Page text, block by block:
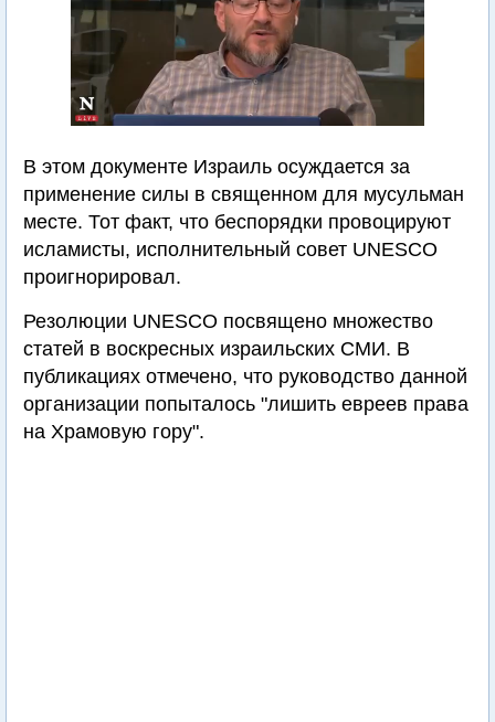
В этом документе Израиль осуждается за
применение силы в священном для мусульман
месте. Тот факт, что беспорядки провоцируют
исламисты, исполнительный совет UNESCO
проигнорировал.
Резолюции UNESCO посвящено множество
статей в воскресных израильских СМИ. В
публикациях отмечено, что руководство данной
организации попыталось "лишить евреев права
на Храмовую гору".